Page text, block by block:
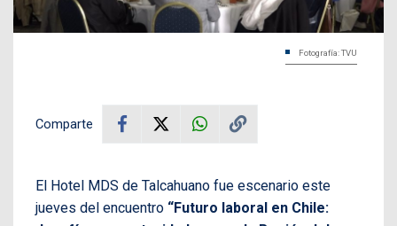
Fotografía: TVU
Comparte
El Hotel MDS de Talcahuano fue escenario este
jueves del encuentro “Futuro laboral en Chile: